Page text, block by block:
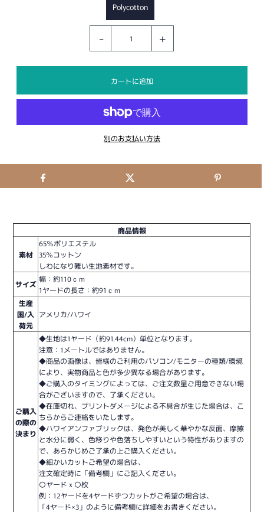
Polycotton
- +
別のお支払い方法
商品情報
素材
65％ポリエステル
35％コットン
しわになり難い生地素材です。
サイズ
幅：約110ｃｍ
1ヤードの長さ：約91ｃｍ
生産
国/入
荷元
アメリカ/ハワイ
ご購入
の際の
決まり
◆生地は1ヤード（約91.44cm）単位となります。
注意：1メートルではありません。
◆商品の画像は、皆様のご利用のパソコン/モニターの種類/環境
により、実物商品と色が多少異なる場合があります。
◆ご購入のタイミングによっては、ご注文数量ご用意できない場
合がございますので、了承ください。
◆在庫切れ、プリントダメージによる不具合が生じた場合は、こ
ちらからご連絡をいたします。
◆ハワイアンファブリックは、発色が美しく華やかな反面、摩擦
と水分に弱く、色移りや色落ちしやすいという特性がありますの
で、あらかじめご了承の上ご購入ください。
◆細かいカットご希望の場合は、
注文確定時に「備考欄」にご記入ください。
〇ヤードｘ〇枚
例：12ヤードを4ヤードずつカットがご希望の場合は、
「4ヤード×3」のように備考欄に詳細をお書きください。